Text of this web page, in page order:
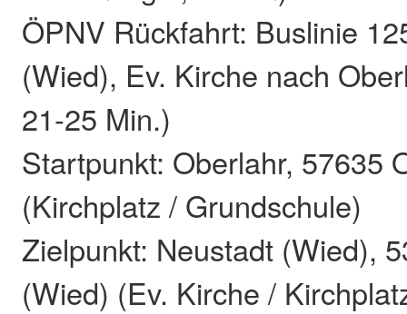
ÖPNV Rückfahrt: Buslinie
(Wied), Ev. Kirche nach
21-25 Min.)
Startpunkt: Oberlahr, 57635
(Kirchplatz / Grundschule)
Zielpunkt: Neustadt (Wied),
(Wied) (Ev. Kirche /